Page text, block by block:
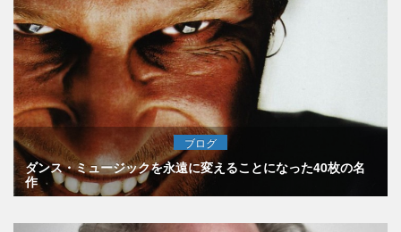
ブログ
ダンス・ミュージックを永遠に変えることになった40枚の名
作